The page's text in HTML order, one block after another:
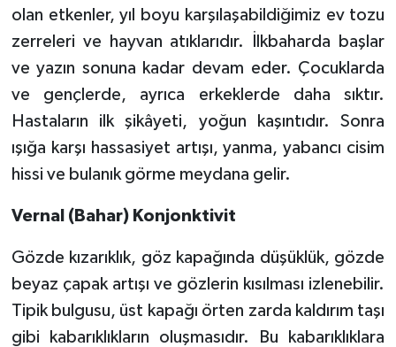
olan etkenler, yıl boyu karşılaşabildiğimiz ev tozu
zerreleri ve hayvan atıklarıdır. İlkbaharda başlar
ve yazın sonuna kadar devam eder. Çocuklarda
ve gençlerde, ayrıca erkeklerde daha sıktır.
Hastaların ilk şikâyeti, yoğun kaşıntıdır. Sonra
ışığa karşı hassasiyet artışı, yanma, yabancı cisim
hissi ve bulanık görme meydana gelir.
Vernal (Bahar) Konjonktivit
Gözde kızarıklık, göz kapağında düşüklük, gözde
beyaz çapak artışı ve gözlerin kısılması izlenebilir.
Tipik bulgusu, üst kapağı örten zarda kaldırım taşı
gibi kabarıklıkların oluşmasıdır. Bu kabarıklıklara